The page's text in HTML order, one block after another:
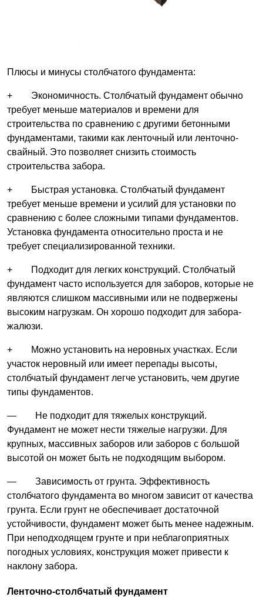
Плюсы и минусы столбчатого фундамента:
+ Экономичность. Столбчатый фундамент обычно
требует меньше материалов и времени для
строительства по сравнению с другими бетонными
фундаментами, такими как ленточный или ленточно-
свайный. Это позволяет снизить стоимость
строительства забора.
+ Быстрая установка. Столбчатый фундамент
требует меньше времени и усилий для установки по
сравнению с более сложными типами фундаментов.
Установка фундамента относительно проста и не
требует специализированной техники.
+ Подходит для легких конструкций. Столбчатый
фундамент часто используется для заборов, которые не
являются слишком массивными или не подвержены
высоким нагрузкам. Он хорошо подходит для забора-
жалюзи.
+ Можно установить на неровных участках. Если
участок неровный или имеет перепады высоты,
столбчатый фундамент легче установить, чем другие
типы фундаментов.
— Не подходит для тяжелых конструкций.
Фундамент не может нести тяжелые нагрузки. Для
крупных, массивных заборов или заборов с большой
высотой он может быть не подходящим выбором.
— Зависимость от грунта. Эффективность
столбчатого фундамента во многом зависит от качества
грунта. Если грунт не обеспечивает достаточной
устойчивости, фундамент может быть менее надежным.
При неподходящем грунте и при неблагоприятных
погодных условиях, конструкция может привести к
наклону забора.
Ленточно-столбчатый фундамент